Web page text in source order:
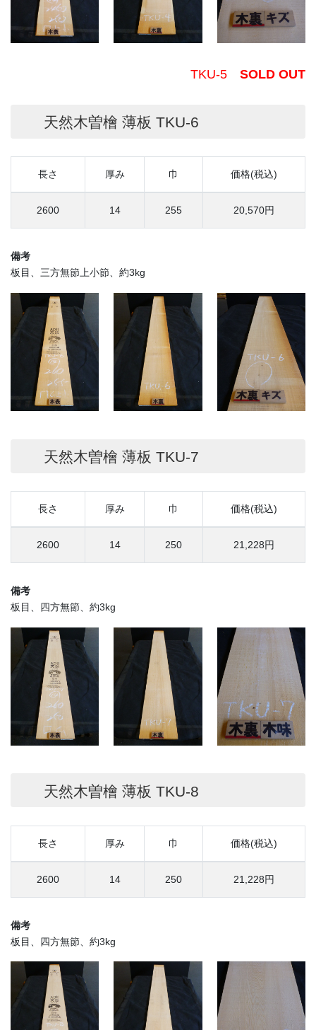
TKU-5 SOLD OUT
天然木曽檜 薄板 TKU-6
長さ 厚み 巾 価格(税込)
2600 14 255 20,570円
備考
板目、三方無節上小節、約3kg
天然木曽檜 薄板 TKU-7
長さ 厚み 巾 価格(税込)
2600 14 250 21,228円
備考
板目、四方無節、約3kg
天然木曽檜 薄板 TKU-8
長さ 厚み 巾 価格(税込)
2600 14 250 21,228円
備考
板目、四方無節、約3kg